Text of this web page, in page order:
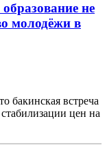
не
молодёжи в
бакинская встреча
цен на